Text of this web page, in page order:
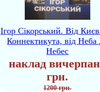
Ігор Сікорський. Від
Коннектикута, від Неба
Небес
наклад
грн.
1200 грн.